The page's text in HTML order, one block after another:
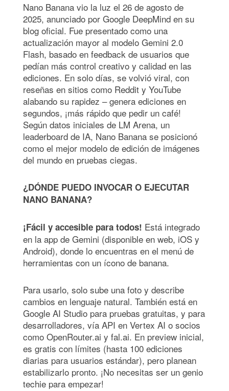
Nano Banana vio la luz el 26 de agosto de
2025, anunciado por Google DeepMind en su
blog oficial. Fue presentado como una
actualización mayor al modelo Gemini 2.0
Flash, basado en feedback de usuarios que
pedían más control creativo y calidad en las
ediciones. En solo días, se volvió viral, con
reseñas en sitios como Reddit y YouTube
alabando su rapidez – genera ediciones en
segundos, ¡más rápido que pedir un café!
Según datos iniciales de LM Arena, un
leaderboard de IA, Nano Banana se posicionó
como el mejor modelo de edición de imágenes
del mundo en pruebas ciegas.
¿DÓNDE PUEDO INVOCAR O EJECUTAR
NANO BANANA?
¡Fácil y accesible para todos! Está integrado
en la app de Gemini (disponible en web, iOS y
Android), donde lo encuentras en el menú de
herramientas con un ícono de banana.
Para usarlo, solo sube una foto y describe
cambios en lenguaje natural. También está en
Google AI Studio para pruebas gratuitas, y para
desarrolladores, vía API en Vertex AI o socios
como OpenRouter.ai y fal.ai. En preview inicial,
es gratis con límites (hasta 100 ediciones
diarias para usuarios estándar), pero planean
estabilizarlo pronto. ¡No necesitas ser un genio
techie para empezar!